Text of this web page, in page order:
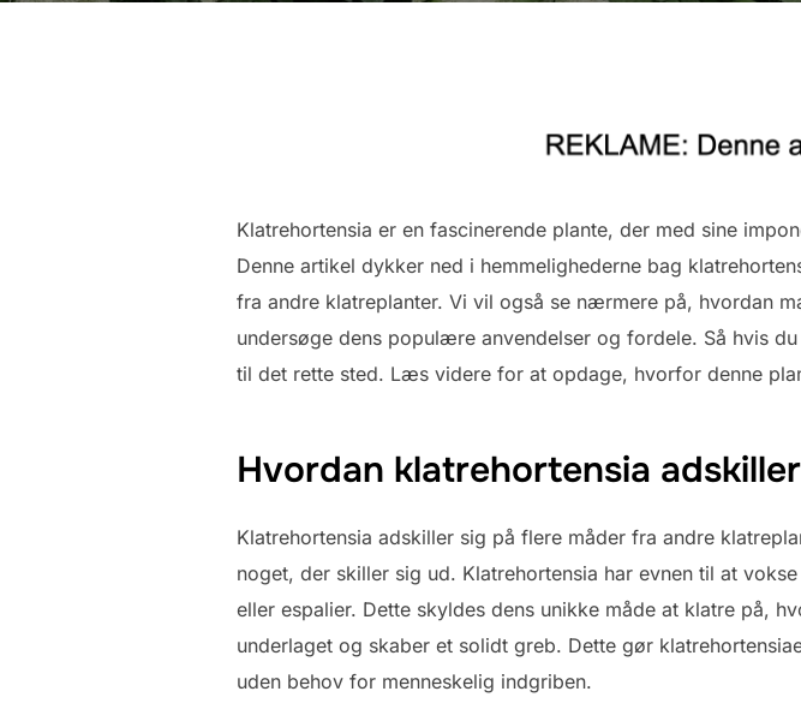
Klatrehortensia er en fascinerende plante, der med sine
Denne artikel dykker ned i hemmelighederne bag
fra andre klatreplanter. Vi vil også se nærmere på, hvordan
undersøge dens populære anvendelser og fordele. Så hvis
til det rette sted. Læs videre for at opdage, hvorfor denne
Hvordan klatrehortensia
Klatrehortensia adskiller sig på flere måder fra andre
noget, der skiller sig ud. Klatrehortensia har evnen til at
eller espalier. Dette skyldes dens unikke måde at klatre på,
underlaget og skaber et solidt greb. Dette gør
uden behov for menneskelig indgriben.